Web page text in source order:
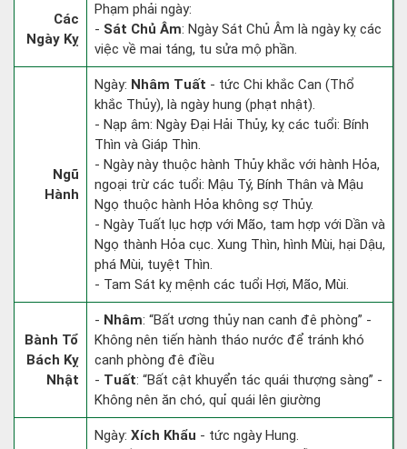
Các
Ngày Kỵ
Phạm phải ngày:
- Sát Chủ Âm: Ngày Sát Chủ Âm là ngày kỵ các
việc về mai táng, tu sửa mộ phần.
Ngũ
Hành
Ngày: Nhâm Tuất - tức Chi khắc Can (Thổ
khắc Thủy), là ngày hung (phạt nhật).
- Nạp âm: Ngày Đại Hải Thủy, kỵ các tuổi: Bính
Thìn và Giáp Thìn.
- Ngày này thuộc hành Thủy khắc với hành Hỏa,
ngoại trừ các tuổi: Mậu Tý, Bính Thân và Mậu
Ngọ thuộc hành Hỏa không sợ Thủy.
- Ngày Tuất lục hợp với Mão, tam hợp với Dần và
Ngọ thành Hỏa cục. Xung Thìn, hình Mùi, hại Dậu,
phá Mùi, tuyệt Thìn.
- Tam Sát kỵ mệnh các tuổi Hợi, Mão, Mùi.
Bành Tổ
Bách Kỵ
Nhật
- Nhâm: “Bất ương thủy nan canh đê phòng” -
Không nên tiến hành tháo nước để tránh khó
canh phòng đê điều
- Tuất: “Bất cật khuyển tác quái thượng sàng” -
Không nên ăn chó, quỉ quái lên giường
Ngày: Xích Khẩu - tức ngày Hung.